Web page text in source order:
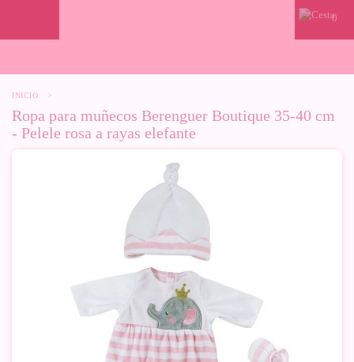
0
INICIO >
Ropa para muñecos Berenguer Boutique 35-40 cm
- Pelele rosa a rayas elefante